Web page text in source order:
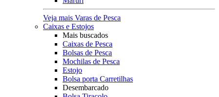
Veja mais Varas de Pesca
Caixas e Estojos
Mais buscados
Caixas de Pesca
Bolsas de Pesca
Mochilas de Pesca
Estojo
Bolsa porta Carretilhas
Desembarcado